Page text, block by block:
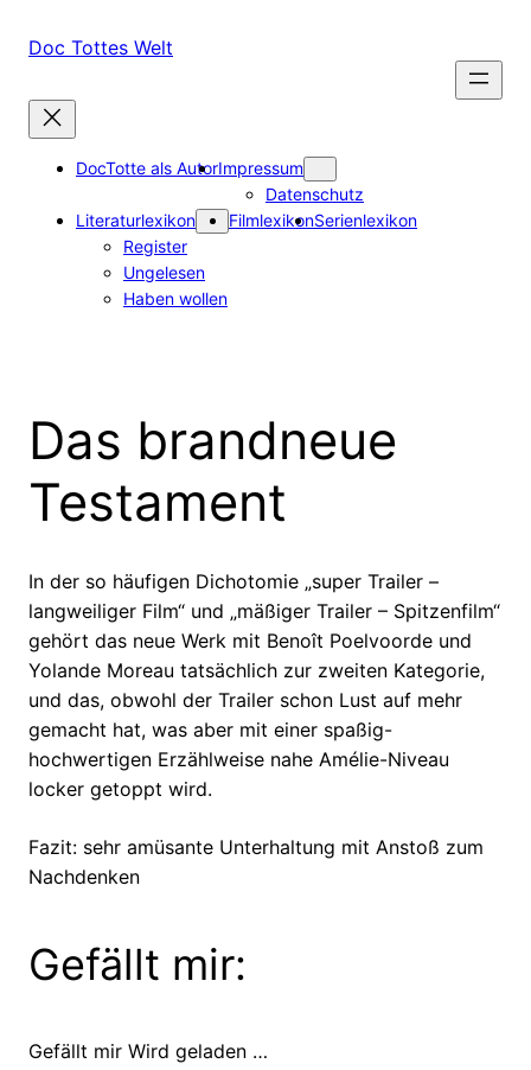
InhaltDoc Tottes Welt
DocTotte als AutorImpressum
Datenschutz
Literaturlexikon
Register
Ungelesen
Haben wollen
FilmlexikonSerienlexikon
Das brandneue
Testament
In der so häufigen Dichotomie „super Trailer –
langweiliger Film“ und „mäßiger Trailer – Spitzenfilm“
gehört das neue Werk mit Benoît Poelvoorde und
Yolande Moreau tatsächlich zur zweiten Kategorie,
und das, obwohl der Trailer schon Lust auf mehr
gemacht hat, was aber mit einer spaßig-
hochwertigen Erzählweise nahe Amélie-Niveau
locker getoppt wird.
Fazit: sehr amüsante Unterhaltung mit Anstoß zum
Nachdenken
Gefällt mir:
Gefällt mir Wird geladen …